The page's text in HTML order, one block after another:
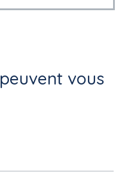
peuvent vous